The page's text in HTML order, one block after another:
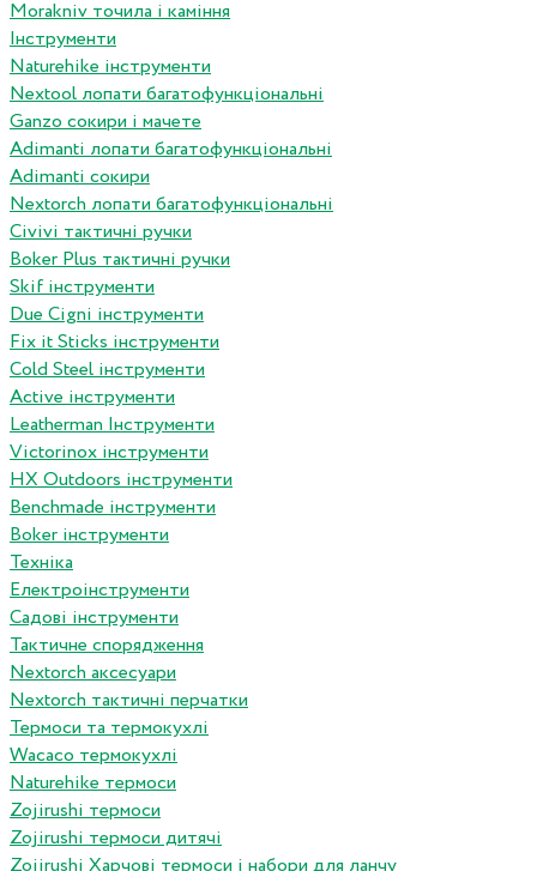
Morakniv точила і каміння
Інструменти
Naturehike інструменти
Nextool лопати багатофункціональні
Ganzo сокири і мачете
Adimanti лопати багатофункціональні
Adimanti сокири
Nextorch лопати багатофункціональні
Сivivi тактичні ручки
Boker Plus тактичні ручки
Skif інструменти
Due Cigni інструменти
Fix it Sticks інструменти
Сold Steel інструменти
Active інструменти
Leatherman Інструменти
Victorinox інструменти
HX Outdoors інструменти
Benchmade інструменти
Boker інструменти
Техніка
Електроінструменти
Садові інструменти
Тактичне спорядження
Nextorch аксесуари
Nextorch тактичні перчатки
Термоси та термокухлі
Wacaco термокухлі
Naturehike термоси
Zojirushi термоси
Zojirushi термоси дитячі